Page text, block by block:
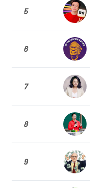
5
6
7
8
9